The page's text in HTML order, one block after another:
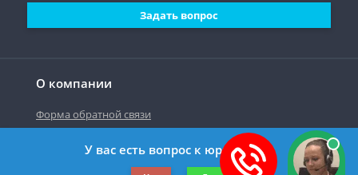
О компании
Форма обратной связи
©2019-2026 Все права защищены.
Задать вопрос
У вас есть вопрос к юристу?